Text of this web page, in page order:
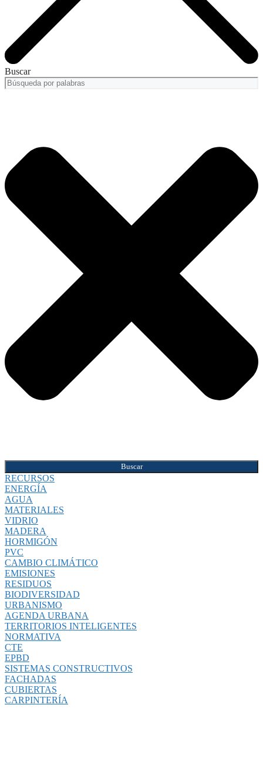
Buscar
Buscar
RECURSOS
ENERGÍA
AGUA
MATERIALES
VIDRIO
MADERA
HORMIGÓN
PVC
CAMBIO CLIMÁTICO
EMISIONES
RESIDUOS
BIODIVERSIDAD
URBANISMO
AGENDA URBANA
TERRITORIOS INTELIGENTES
NORMATIVA
CTE
EPBD
SISTEMAS CONSTRUCTIVOS
FACHADAS
CUBIERTAS
CARPINTERÍA